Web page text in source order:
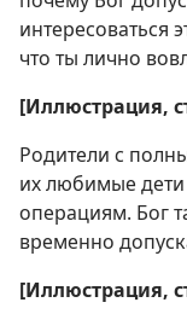
интересоваться
что ты лично
[Иллюстрация,
Родители с
их любимые
операциям. Бог
временно
[Иллюстрация,